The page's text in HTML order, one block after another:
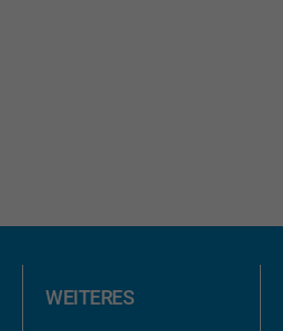
WEITERES